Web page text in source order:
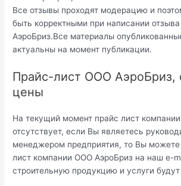
Все отзывы проходят модерацию и
быть корректными при написании
АэроБриз.Все материалы
актуальны на момент публикации.
Прайс-лист ООО АэроБриз,
цены
На текущий момент прайс лист
отсутствует, если Вы являетесь
менеджером предприятия, то Вы можете
лист компании ООО АэроБриз на наш e-
строительную продукцию и услуги